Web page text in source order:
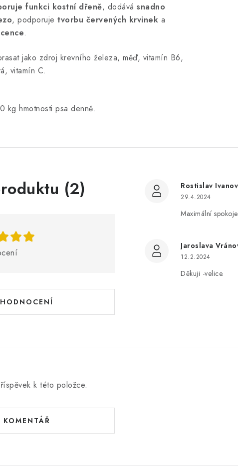
funkci kostní dřeně, dodává snadno
, podporuje tvorbu červených krvinek a
.
jako zdroj krevního železa, měď, vitamín B6,
vitamín C.
kg hmotnosti psa denně.
(2) Rostislav Ivanov
29.4.2024
Maximální
Jaroslava
12.2.2024
Děkuji -velice.
k této položce.
KOMENTÁŘ